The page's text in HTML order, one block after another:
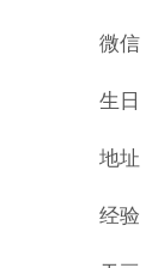
微信
生日
地址
经验